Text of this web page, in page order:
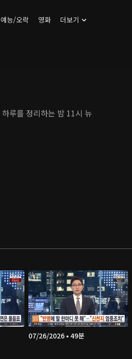
예능/오락 영화 더보기
07/26/2026 • 49분